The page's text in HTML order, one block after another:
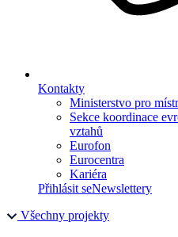
Kontakty
Ministerstvo pro
Sekce koordinace
vztahů
Eurofon
Eurocentra
Kariéra
Přihlásit seNewslettery
Všechny projekty